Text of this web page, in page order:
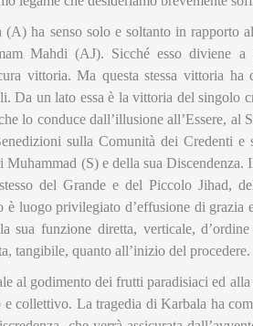
ha senso solo e soltanto in rapporto
Mahdi (AJ). Sicché esso diviene a
vittoria. Ma questa stessa vittoria ha
Da un lato essa è la vittoria del singolo
lo conduce dall’illusione all’Essere, al
sulla Comunità dei Credenti e
(S) e della sua Discendenza.
del Grande e del Piccolo Jihad,
è luogo privilegiato d’effusione di grazia
sua funzione diretta, verticale, d’ordine
tangibile, quanto all’inizio del procedere.
al godimento dei frutti paradisiaci ed
collettivo. La tragedia di Karbala ha